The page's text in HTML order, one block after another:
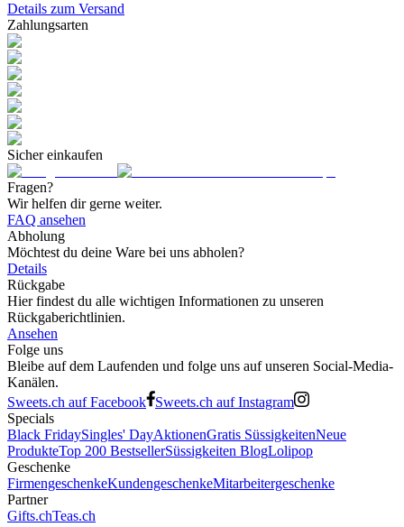
Details zum Versand
Zahlungsarten
Sicher einkaufen
Fragen?
Wir helfen dir gerne weiter.
FAQ ansehen
Abholung
Möchtest du deine Ware bei uns abholen?
Details
Rückgabe
Hier findest du alle wichtigen Informationen zu unseren
Rückgaberichtlinien.
Ansehen
Folge uns
Bleibe auf dem Laufenden und folge uns auf unseren Social-Media-
Kanälen.
Sweets.ch auf Facebook
Sweets.ch auf Instagram
Specials
Black FridaySingles' DayAktionenGratis SüssigkeitenNeue
ProdukteTop 200 BestsellerSüssigkeiten BlogLolipop
Geschenke
FirmengeschenkeKundengeschenkeMitarbeitergeschenke
Partner
Gifts.chTeas.ch